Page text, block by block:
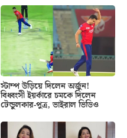
স্টাম্প উড়িয়ে দিলেন অর্জুন!
বিধ্বংসী ইয়র্কারে চমকে দিলেন
টেন্ডুলকার-পুত্র, ভাইরাল ভিডিও